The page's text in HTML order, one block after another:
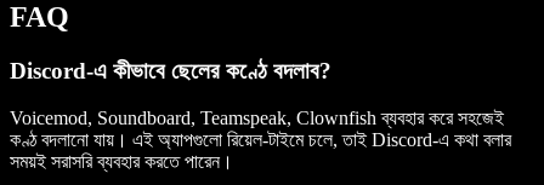
FAQ
Discord-এ কীভাবে ছেলের কণ্ঠে বদলাব?
Voicemod, Soundboard, Teamspeak, Clownfish ব্যবহার করে সহজেই
কণ্ঠ বদলানো যায়। এই অ্যাপগুলো রিয়েল-টাইমে চলে, তাই Discord-এ কথা বলার
সময়ই সরাসরি ব্যবহার করতে পারেন।